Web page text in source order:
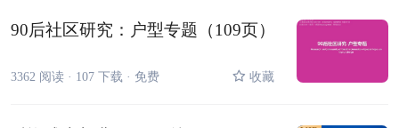
90后社区研究：户型专题（109页）
3362 阅读 · 107 下载 · 免费 收藏